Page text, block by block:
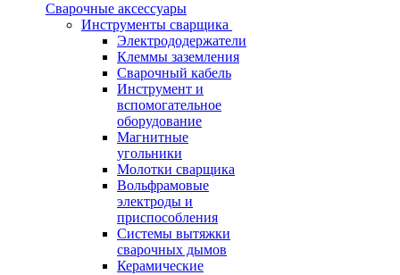
Сварочные аксессуары
Инструменты сварщика
Электрододержатели
Клеммы заземления
Сварочный кабель
Инструмент и
вспомогательное
оборудование
Магнитные
угольники
Молотки сварщика
Вольфрамовые
электроды и
приспособления
Системы вытяжки
сварочных дымов
Керамические